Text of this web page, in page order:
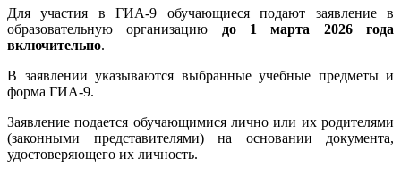
Для участия в ГИА-9 обучающиеся подают заявление в
образовательную организацию до 1 марта 2026 года
включительно.
В заявлении указываются выбранные учебные предметы и
форма ГИА-9.
Заявление подается обучающимися лично или их родителями
(законными представителями) на основании документа,
удостоверяющего их личность.